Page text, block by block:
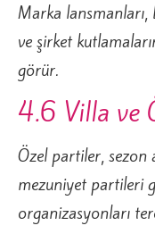
Marka lansmanları,
ve şirket
görür.
4.6 Villa ve
Özel partiler, sezon
mezuniyet partileri
organizasyonları